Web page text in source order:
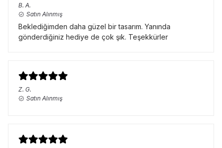
B. A.
Satın Alınmış
Beklediğimden daha güzel bir tasarım. Yanında
gönderdiğiniz hediye de çok şık. Teşekkürler
Z. G.
Satın Alınmış